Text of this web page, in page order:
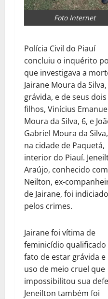
Foto Internet
Polícia Civil do Piauí
concluiu o inquérito
que investigava a
Jairane Moura da Silva,
grávida, e de seus dois
filhos, Vinícius
Moura da Silva, 6, e
Gabriel Moura da
na cidade de Paquetá,
interior do Piauí.
Araújo, conhecido
Neilton, ex-
de Jairane, foi indiciado
pelos crimes.
Jairane foi vítima de
feminicídio qualificado
fato de estar grávida e
uso de meio cruel que
impossibilitou sua
Jeneilton também foi